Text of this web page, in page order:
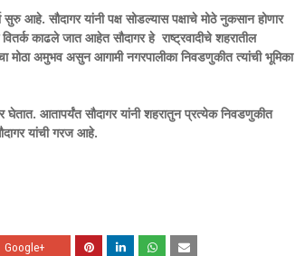
आहे. सौदागर यांनी पक्ष सोडल्यास पक्षाचे मोठे नुकसान होणार
काढले जात आहेत सौदागर हे राष्ट्रवादीचे शहरातील
मोठा अमुभव असुन आगामी नगरपालीका निवडणुकीत त्यांची भूमिका
घेतात. आतापर्यंत सौदागर यांनी शहरातुन प्रत्येक निवडणुकीत
यांची गरज आहे.
Google+